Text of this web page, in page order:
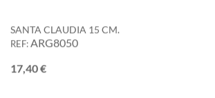
SANTA CLAUDIA 15 CM.
REF: ARG8050
17,40 €Precio